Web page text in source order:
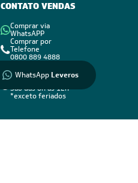
CONTATO VENDAS
Comprar via
WhatsAPP
Comprar por
Telefone
0800 889 4888
vendas@leveros.com.br
Seg a Sex das 8h até
as 18h
Sáb das 8h as 12h
*exceto feriados
WhatsAppLeveros
WhatsApp